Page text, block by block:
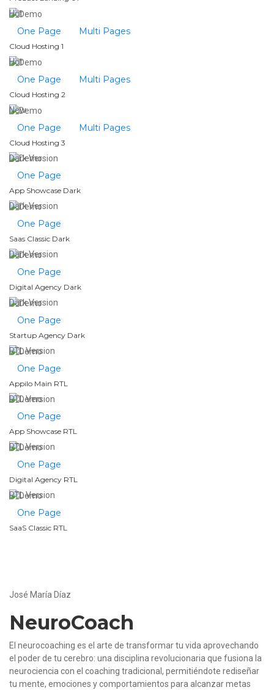
Hot
One Page Multi Pages
Cloud Hosting 1
Hot
One Page Multi Pages
Cloud Hosting 2
New
One Page Multi Pages
Cloud Hosting 3
Dark Version
One Page
App Showcase Dark
Dark Version
One Page
Saas Classic Dark
Dark Version
One Page
Digital Agency Dark
Dark Version
One Page
Startup Agency Dark
RTL Version
One Page
Appilo Main RTL
RTL Version
One Page
App Showcase RTL
RTL Version
One Page
Digital Agency RTL
RTL Version
One Page
SaaS Classic RTL
José María Díaz
NeuroCoach
El neurocoaching es el arte de transformar tu vida aprovechando
el poder de tu cerebro: una disciplina revolucionaria que fusiona la
neurociencia con el coaching tradicional, permitiéndote rediseñar
tu mente, emociones y comportamientos para alcanzar metas